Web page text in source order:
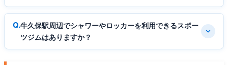
牛久保駅周辺でシャワーやロッカーを利用できるスポー
ツジムはありますか？